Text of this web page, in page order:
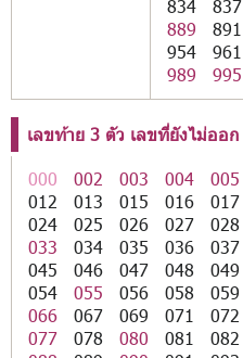
834
837
889
891
954
961
989
995
เลขท้าย 3 ตัว เลขที่ยังไม่ออก
000
002 003 004 005
012
013 015 016 017
024
025 026 027 028
033
034 035 036 037
045
046 047 048 049
054
055 056 058 059
066
067 069 071 072
077
078 080 081 082